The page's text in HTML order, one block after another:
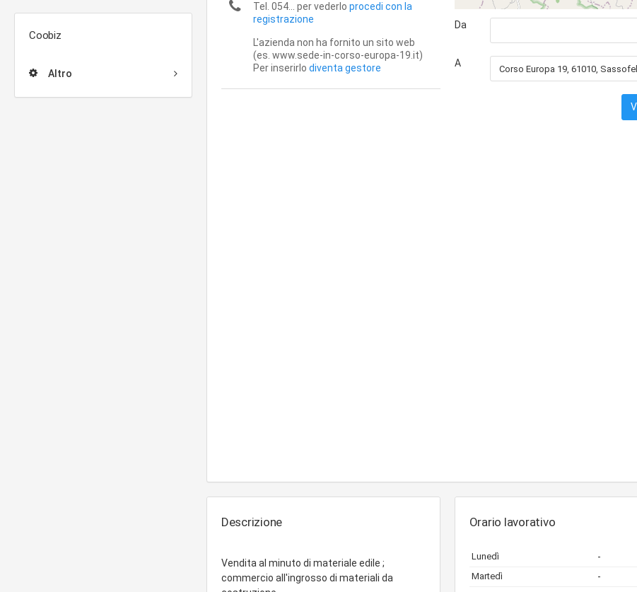
Coobiz
Altro
Tel. 054... per vederlo procedi con la
registrazione
L'azienda non ha fornito un sito web
(es. www.sede-in-corso-europa-19.it)
Per inserirlo diventa gestore
Da
A
Descrizione
Vendita al minuto di materiale edile ;
commercio all'ingrosso di materiali da
Orario lavorativo
Lunedì -
Martedì -